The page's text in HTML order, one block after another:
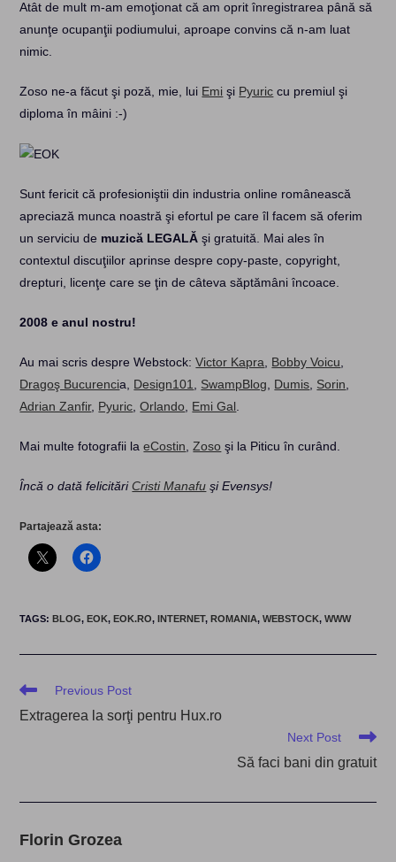
Atât de mult m-am emoţionat că am oprit înregistrarea până să
anunţe ocupanţii podiumului, aproape convins că n-am luat
nimic.
Zoso ne-a făcut şi poză, mie, lui Emi şi Pyuric cu premiul şi
diploma în mâini :-)
Sunt fericit că profesioniştii din industria online românească
apreciază munca noastră şi efortul pe care îl facem să oferim
un serviciu de muzică LEGALĂ şi gratuită. Mai ales în
contextul discuţiilor aprinse despre copy-paste, copyright,
drepturi, licenţe care se ţin de câteva săptămâni încoace.
2008 e anul nostru!
Au mai scris despre Webstock:Victor Kapra Bobby Voicu
Dragoş Bucurencia, Design101 SwampBlog Dumis Sorin
Adrian Zanfir, Pyuric ,Orlando Emi Gal
Mai multe fotografii laeCostin ,Zoso şi la Piticu în curând.
Încă o dată felicităriCristi Manafu şi Evensys!
Partajează asta:
TAGS:BLOG, EOK, EOK.RO, INTERNET, ROMANIA, WEBSTOCK, WWW
Read
articles
Previous Post
Extragerea la sorţi pentru Hux.ro
Next Post
Să faci bani din gratuit
Florin Grozea